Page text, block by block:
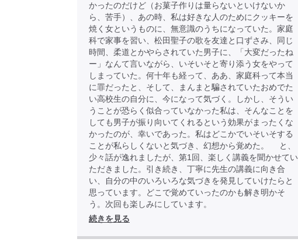
かったのだけど（お菓子作りは量らないといけないか
ら、苦手）、あの時、私は好きな人のためにクッキーを
焼く女というものに、無意識のうちになっていた。家庭
科で家事を習い、松田聖子の歌を友達と口ずさみ、同じ
時間、柔道とかやらされていた男子に、「大変だったね
ー」なんて言いながら、いそいそと寄り添う女をやって
しまっていた。何十年も経って、ああ、家庭科って本当
に罪だったと、そして、まんまと騙されていたおめでた
い高校生の自分に、今になって気づく。しかし、そうい
うことが恐らく似合っていなかった私は、そんなことを
しても男子が振り向いてくれるという効果がまったくな
かったのが、幸いであった。私はどこかでいそいそする
ことが私らしくないと気づき、幻想から覚めた。 と、
少々話が逸れましたが、第1回、楽しく講義を聞かせてい
ただきました。引き続き、丁寧に先生の講義に向き合
い、自分の中のいろいろな気づきを発見していけたらと
思っています。どこで覚めていったのかも解き明かそ
う。次回も楽しみにしています。
続きを見る